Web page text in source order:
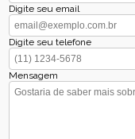
Digite seu email
Digite seu telefone
Mensagem